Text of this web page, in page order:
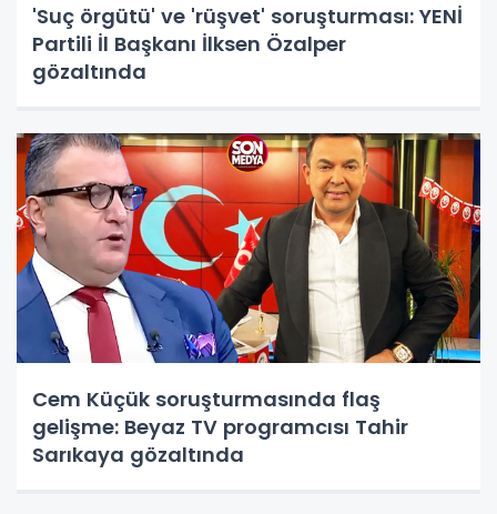
'Suç örgütü' ve 'rüşvet' soruşturması: YENİ
Partili İl Başkanı İlksen Özalper
gözaltında
Cem Küçük soruşturmasında flaş
gelişme: Beyaz TV programcısı Tahir
Sarıkaya gözaltında